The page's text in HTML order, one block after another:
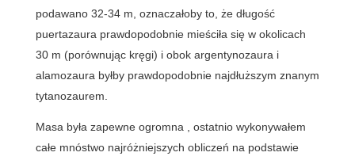
podawano 32-34 m, oznaczałoby to, że długość
puertazaura prawdopodobnie mieściła się w okolicach
30 m (porównując kręgi) i obok argentynozaura i
alamozaura byłby prawdopodobnie najdłuższym znanym
tytanozaurem.
Masa była zapewne ogromna , ostatnio wykonywałem
całe mnóstwo najróżniejszych obliczeń na podstawie